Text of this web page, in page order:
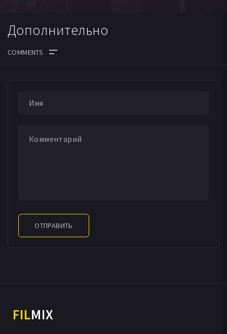
коттедже и узнать — действительно ли в этом
Дополнительно
ОТПРАВИТЬ
FILMIX